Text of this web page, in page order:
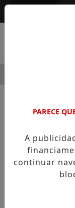
É Natal,
coração e
próximo
Finda-se
momento de
PARECE
A
continuar